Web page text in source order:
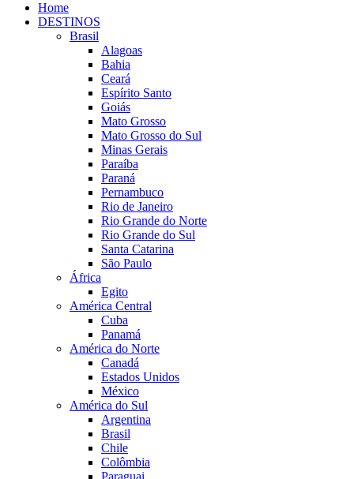
Home
DESTINOS
Brasil
Alagoas
Bahia
Ceará
Espírito Santo
Goiás
Mato Grosso
Mato Grosso do Sul
Minas Gerais
Paraíba
Paraná
Pernambuco
Rio de Janeiro
Rio Grande do Norte
Rio Grande do Sul
Santa Catarina
São Paulo
África
Egito
América Central
Cuba
Panamá
América do Norte
Canadá
Estados Unidos
México
América do Sul
Argentina
Brasil
Chile
Colômbia
Paraguai